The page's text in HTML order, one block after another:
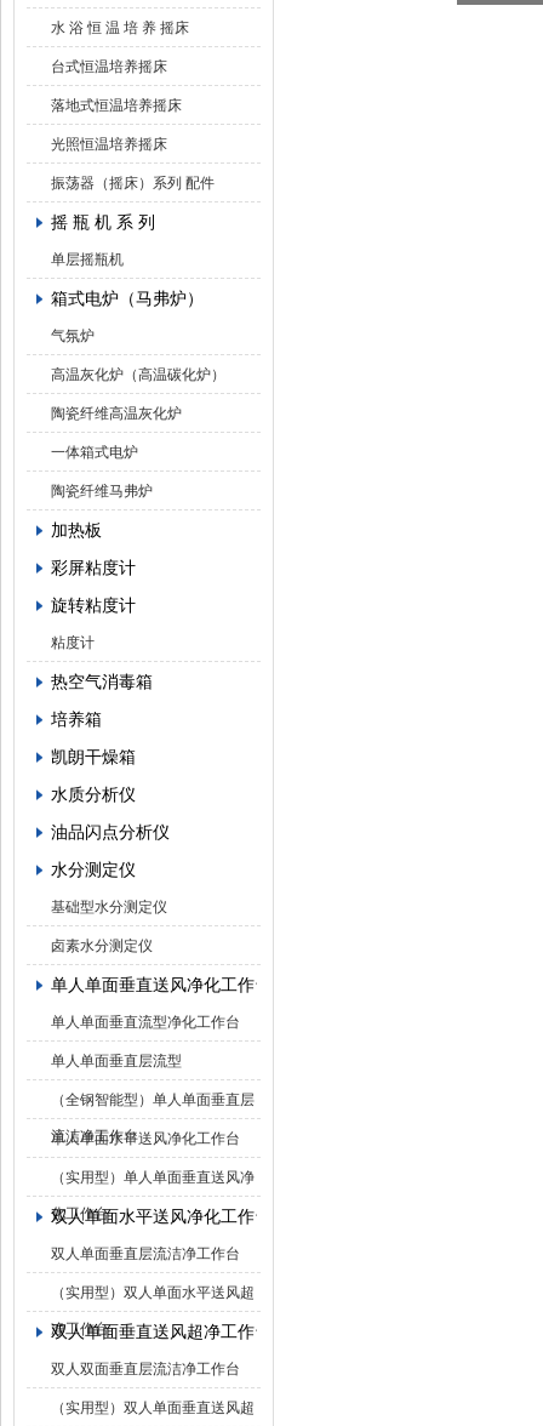
水 浴 恒 温 培 养 摇床
台式恒温培养摇床
落地式恒温培养摇床
光照恒温培养摇床
振荡器（摇床）系列 配件
摇 瓶 机 系 列
单层摇瓶机
箱式电炉（马弗炉）
气氛炉
高温灰化炉（高温碳化炉）
陶瓷纤维高温灰化炉
一体箱式电炉
陶瓷纤维马弗炉
加热板
彩屏粘度计
旋转粘度计
粘度计
热空气消毒箱
培养箱
凯朗干燥箱
水质分析仪
油品闪点分析仪
水分测定仪
基础型水分测定仪
卤素水分测定仪
单人单面垂直送风净化工作台
单人单面垂直流型净化工作台
单人单面垂直层流型
（全钢智能型）单人单面垂直层
流洁净工作台
单人单面水平送风净化工作台
（实用型）单人单面垂直送风净
化工作台
双人单面水平送风净化工作台
双人单面垂直层流洁净工作台
（实用型）双人单面水平送风超
净工作台
双人单面垂直送风超净工作台
双人双面垂直层流洁净工作台
（实用型）双人单面垂直送风超